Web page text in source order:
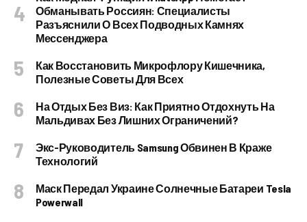
Обманывать Россиян: Специалисты
Разъяснили О Всех Подводных Камнях
Мессенджера
Как Восстановить Микрофлору Кишечника,
Полезные Советы Для Всех
На Отдых Без Виз: Как Приятно Отдохнуть На
Мальдивах Без Лишних Ограничений?
Экс-Руководитель Samsung Обвинен В Краже
Технологий
Маск Передал Украине Солнечные Батареи Tesla
Powerwall